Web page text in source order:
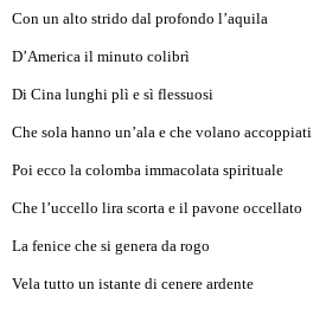
Con un alto strido dal profondo l’aquila
D’America il minuto colibrì
Di Cina lunghi plì e sì flessuosi
Che sola hanno un’ala e che volano accoppiati
Poi ecco la colomba immacolata spirituale
Che l’uccello lira scorta e il pavone occellato
La fenice che si genera da rogo
Vela tutto un istante di cenere ardente